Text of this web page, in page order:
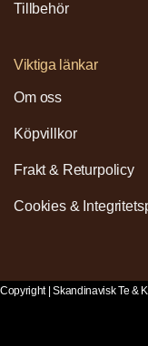
Tillbehör
Viktiga länkar
Om oss
Köpvillkor
Frakt & Returpolicy
Cookies &
Copyright | Skandinavisk Te &